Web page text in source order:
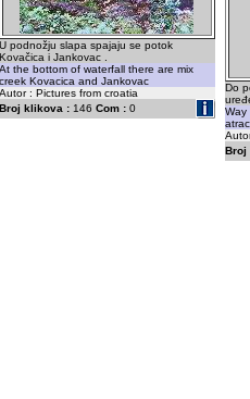
U podnožju slapa spajaju se potok
Kovačica i Jankovac .
At the bottom of waterfall there are mix
creek Kovacica and Jankovac
Autor : Pictures from croatia
Broj klikova :146 Com :0
Do
Way
Broj